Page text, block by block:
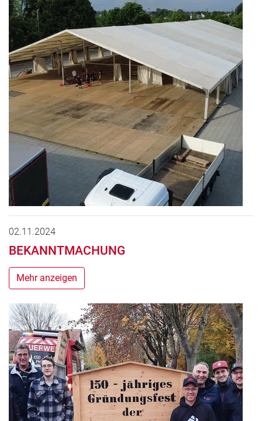
02.11.2024
BEKANNTMACHUNG
Mehr anzeigen